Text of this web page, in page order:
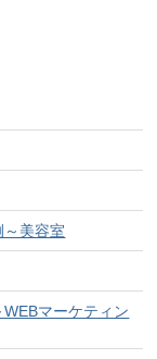
美容室
マーケティン